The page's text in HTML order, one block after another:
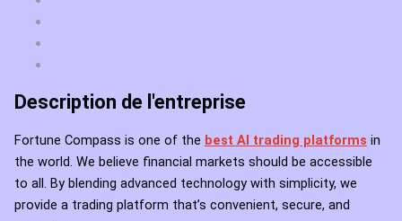
Description de l'entreprise
Fortune Compass is one of the best AI trading platforms in
the world. We believe financial markets should be accessible
to all. By blending advanced technology with simplicity, we
provide a trading platform that’s convenient, secure, and